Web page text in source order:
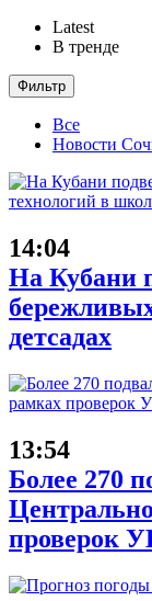
Latest
В тренде
Фильтр
Все
Новости
14:04
На Кубани
детсадах
13:54
Более 270
проверок